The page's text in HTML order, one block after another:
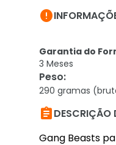

Garantia do
3 Meses
Peso:
290 gramas
DESCRIÇÃO
Gang Beasts